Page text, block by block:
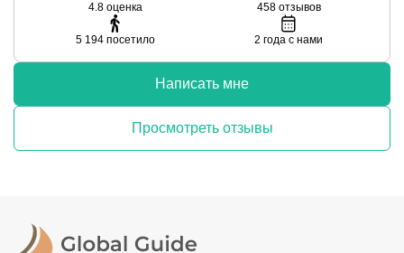
4.8 оценка 458 отзывов
5 194 посетило 2 года с нами
Написать мне
Просмотреть отзывы